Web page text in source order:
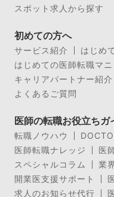
スポット求人から探す
初めての方へ
サービス紹介
はじめ
はじめての医師転職マ
キャリアパートナー紹介
よくあるご質問
医師の転職お役立ちガ
転職ノウハウ
医師転職ナレッジ
医
スペシャルコラム
業
開業医支援サポート
求人のお知らせ代行